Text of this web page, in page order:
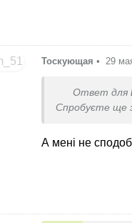
Тоскующая • 29
Ответ для
Спробуєте ще з
А мені не